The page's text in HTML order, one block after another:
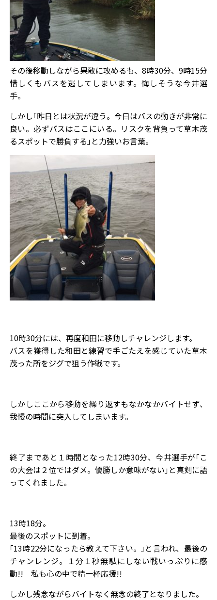
その後移動しながら果敢に攻めるも、8時30分、9時15分
惜しくもバスを逃してしまいます。悔しそうな今井選
手。
しかし｢昨日とは状況が違う。今日はバスの動きが非常に
良い。必ずバスはここにいる。リスクを背負って草木茂
るスポットで勝負する｣と力強いお言葉。
10時30分には、再度和田に移動しチャレンジします。
バスを獲得した和田と練習で手ごたえを感じていた草木
茂った所をジグで狙う作戦です。
しかしここから移動を繰り返すもなかなかバイトせず、
我慢の時間に突入してしまいます。
終了まであと１時間となった12時30分、今井選手が｢こ
の大会は２位ではダメ。優勝しか意味がない｣と真剣に語
ってくれました。
13時18分。
最後のスポットに到着。
｢13時22分になったら教えて下さい。｣と言われ、最後の
チャンレンジ。１分１秒無駄にしない戦いっぷりに感
動!! 私も心の中で精一杯応援!!
しかし残念ながらバイトなく無念の終了となりました。